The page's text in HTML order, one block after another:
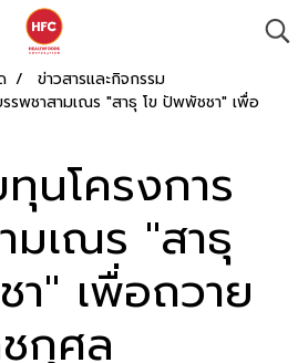
ข่าวสารและกิจกรรม
รพชาสามเณร "สาธุ โข ปัพพัชชา" เพื่อ
นโครงการ
มเณร "สาธุ
" เพื่อถวาย
กุศล